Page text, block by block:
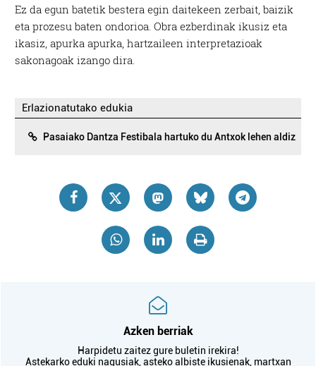
Ez da egun batetik bestera egin daitekeen zerbait, baizik
eta prozesu baten ondorioa. Obra ezberdinak ikusiz eta
ikasiz, apurka apurka, hartzaileen interpretazioak
sakonagoak izango dira.
Erlazionatutako edukia
Pasaiako Dantza Festibala hartuko du Antxok lehen aldiz
Azken berriak
Harpidetu zaitez gure buletin irekira!
Astekarko eduki nagusiak, asteko albiste ikusienak, martxan